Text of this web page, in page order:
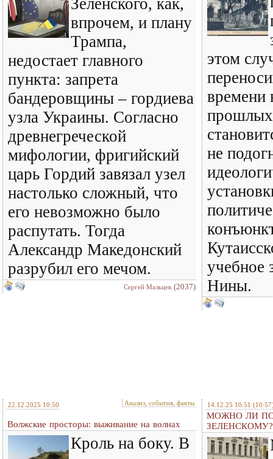
Зеленского, как,
впрочем, и плану
Трампа,
недостает главного
пункта: запрета
бандеровщины – гордиева
узла Украины. Согласно
древнегреческой
мифологии, фригийский
царь Гордий завязал узел
настолько сложный, что
его невозможно было
распутать. Тогда
Александр Македонский
разрубил его мечом.
Сергей Мальцев (2037)
этом
времени
не
учебное
Нины.
22.12.2025 10:50 Анализ, события, факты
Волжские просторы: выживание на волнах
Кроль на боку. В
14.12.25 10:51
МОЖНО ЛИ
ЗЕЛЕНСКОМУ?